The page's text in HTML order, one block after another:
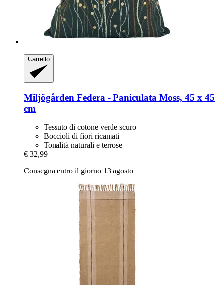
Carrello
Miljögården Federa -​ Paniculata Moss, 45 x 45
cm
Tessuto di cotone verde scuro
Boccioli di fiori ricamati
Tonalità naturali e terrose
€ 32,99
Consegna entro il giorno 13 agosto